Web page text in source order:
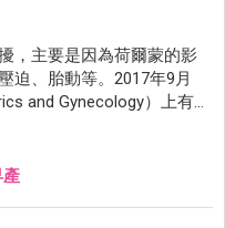
，主要是因為荷爾蒙的影
迫、胎動等。2017年9月
and Gynecology）上有
早產的機會比較高。
產